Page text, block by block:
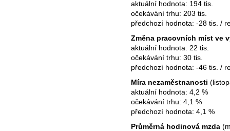
aktuální hodnota: 194 tis.
očekávání trhu: 203 tis.
předchozí hodnota: -28 tis. /
Změna pracovních míst ve
aktuální hodnota: 22 tis.
očekávání trhu: 30 tis.
předchozí hodnota: -46 tis. /
Míra nezaměstnanosti
aktuální hodnota: 4,2 %
očekávání trhu: 4,1 %
předchozí hodnota: 4,1 %
Průměrná hodinová mzda